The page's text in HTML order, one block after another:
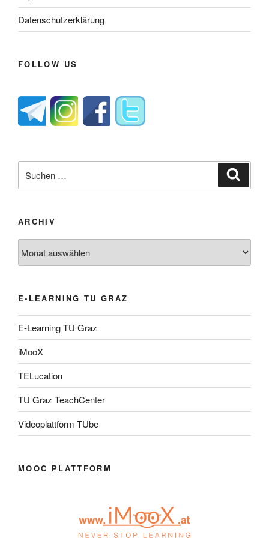
Datenschutzerklärung
FOLLOW US
nach:
ARCHIV
E-LEARNING TU GRAZ
E-Learning TU Graz
iMooX
TELucation
TU Graz TeachCenter
Videoplattform TUbe
MOOC PLATTFORM